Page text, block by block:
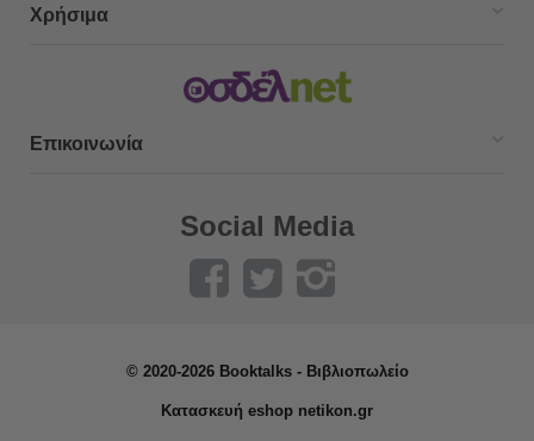
Χρήσιμα
Επικοινωνία
Social Media
© 2020-2026 Booktalks - Βιβλιοπωλείο
Κατασκευή eshop netikon.gr